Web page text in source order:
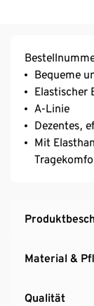
Bequeme
Elastischer
A-Linie
Dezentes,
Mit
Material &
Qualität